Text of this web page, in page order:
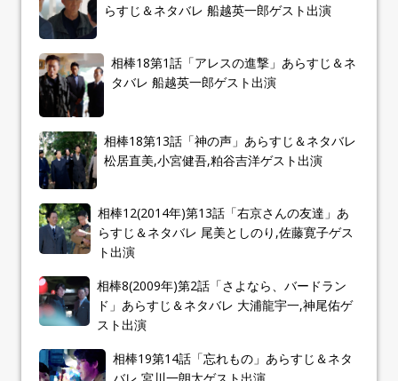
らすじ＆ネタバレ 船越英一郎ゲスト出演
相棒18第1話「アレスの進撃」あらすじ＆ネ
タバレ 船越英一郎ゲスト出演
相棒18第13話「神の声」あらすじ＆ネタバレ
松居直美,小宮健吾,粕谷吉洋ゲスト出演
相棒12(2014年)第13話「右京さんの友達」あ
らすじ＆ネタバレ 尾美としのり,佐藤寛子ゲス
ト出演
相棒8(2009年)第2話「さよなら、バードラン
ド」あらすじ＆ネタバレ 大浦龍宇一,神尾佑ゲ
スト出演
相棒19第14話「忘れもの」あらすじ＆ネタ